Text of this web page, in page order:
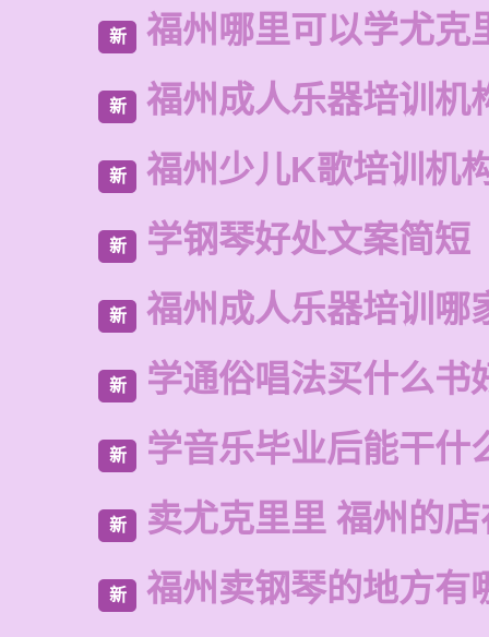
新 福州哪里可以学尤克
新 福州成人乐器培训机
新 福州少儿K歌培训机
新 学钢琴好处文案简短
新 福州成人乐器培训哪
新 学通俗唱法买什么书
新 学音乐毕业后能干什
新 卖尤克里里 福州的
新 福州卖钢琴的地方有